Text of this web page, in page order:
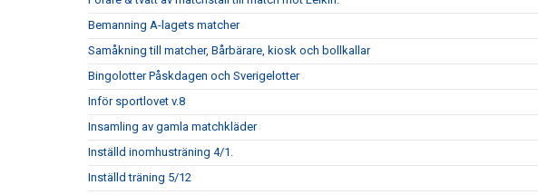
Bemanning A-lagets matcher
Samåkning till matcher, Bårbärare, kiosk och bollkallar
Bingolotter Påskdagen och Sverigelotter
Inför sportlovet v.8
Insamling av gamla matchkläder
Inställd inomhusträning 4/1.
Inställd träning 5/12